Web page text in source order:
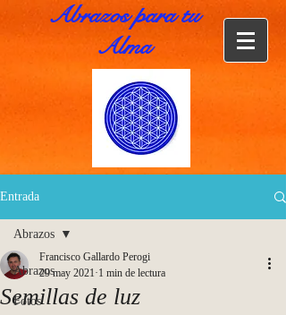
Abrazos para tu
Alma
Entrada
Abrazos
Fotos
Abrazos
Semillas de luz
Francisco Gallardo Perogi
29 may 2021 1 min de lectura